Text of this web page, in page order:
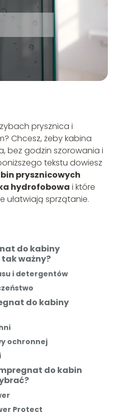
prysznica i
Chcesz, żeby kabina
bez godzin szorowania i
tekstu dowiesz
prysznicowych
hydrofobowa i które
ułatwiają sprzątanie.
do kabiny
ważny?
i detergentów
do kabiny
ochronnej
do kabin
Protect